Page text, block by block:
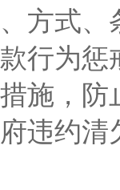
方式
行为
施，
违约